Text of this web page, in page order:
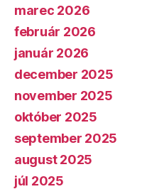
marec 2026
február 2026
január 2026
december 2025
november 2025
október 2025
september 2025
august 2025
júl 2025